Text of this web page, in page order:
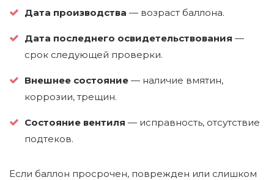
Дата производства — возраст баллона.
Дата последнего освидетельствования —
срок следующей проверки.
Внешнее состояние — наличие вмятин,
коррозии, трещин.
Состояние вентиля — исправность, отсутствие
подтеков.
Если баллон просрочен, поврежден или слишком